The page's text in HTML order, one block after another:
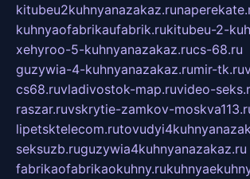
kitubeu2kuhnyanazakaz.ru
kuhnyaofabrikaufabrik.rukitubeu-2-
xehyroo-5-kuhnyanazakaz.rucs-68.ru
guzywia-4-kuhnyanazakaz.rumir-tk.ru
cs68.ruvladivostok-map.ruvideo-
raszar.ruvskrytie-zamkov-
lipetsktelecom.ru
seksuzb.ruguzywia4kuhnyanazakaz.ru
fabrikaofabrikaokuhny.ru